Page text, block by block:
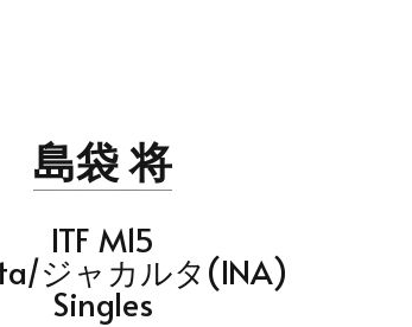
島袋 将
ITF M15
ジャカルタ(INA)
Singles